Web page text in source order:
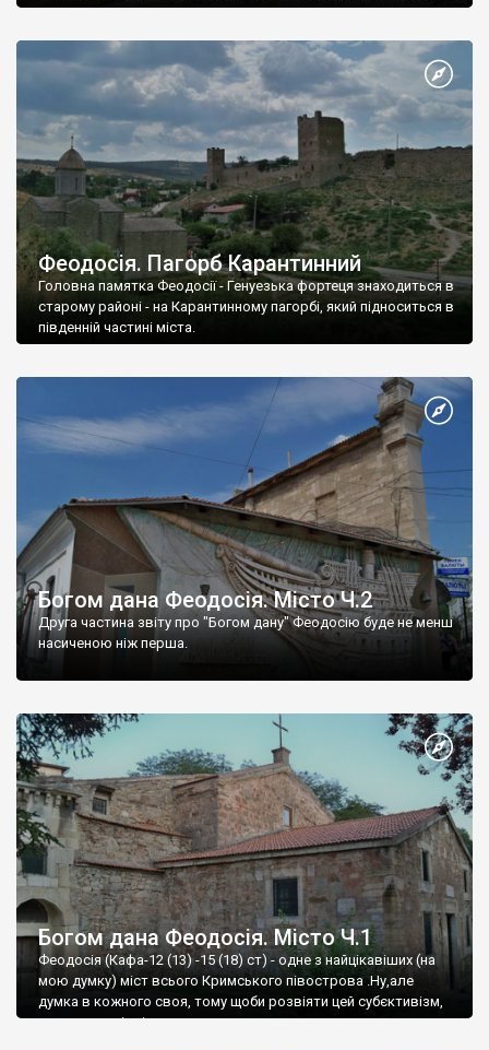
Феодосія. Пагорб Карантинний
Головна памятка Феодосії - Генуезька фортеця знаходиться в
старому районі - на Карантинному пагорбі, який підноситься в
південній частині міста.
Богом дана Феодосія. Місто Ч.2
Друга частина звіту про "Богом дану" Феодосію буде не менш
насиченою ніж перша.
Богом дана Феодосія. Місто Ч.1
Феодосія (Кафа-12 (13) -15 (18) ст) - одне з найцікавіших (на
мою думку) міст всього Кримського півострова .Ну,але
думка в кожного своя, тому щоби розвіяти цей субєктивізм,
запрошую відвідати це